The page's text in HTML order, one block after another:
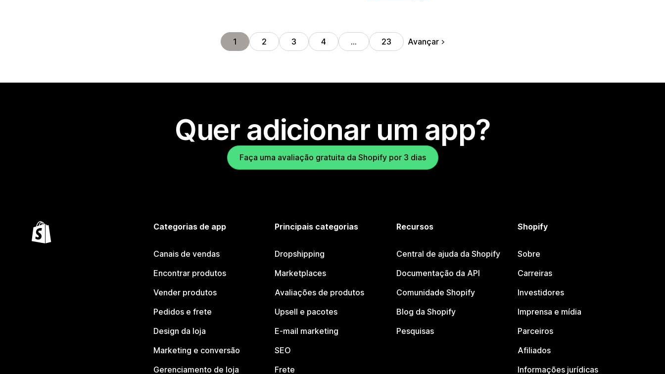
1 2 3 4 … 23 Avançar
Quer adicionar um app?
Faça uma avaliação gratuita da Shopify por 3 dias
Categorias de app
Canais de vendas
Encontrar produtos
Vender produtos
Pedidos e frete
Design da loja
Marketing e conversão
Gerenciamento de loja
Principais categorias
Dropshipping
Marketplaces
Avaliações de produtos
Upsell e pacotes
E-mail marketing
SEO
Frete
Recursos
Central de ajuda da Shopify
Documentação da API
Comunidade Shopify
Blog da Shopify
Pesquisas
Shopify
Sobre
Carreiras
Investidores
Imprensa e mídia
Parceiros
Afiliados
Informações jurídicas